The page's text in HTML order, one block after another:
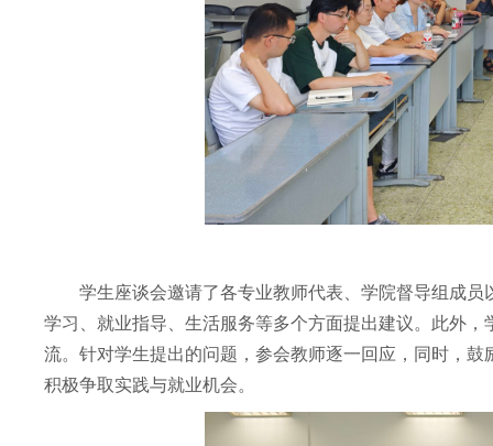
学生座谈会邀请了各专业教师代表、学院督导组成
学习、就业指导、生活服务等多个方面提出建议。此外
流。针对学生提出的问题，参会教师逐一回应，同时，
积极争取实践与就业机会。